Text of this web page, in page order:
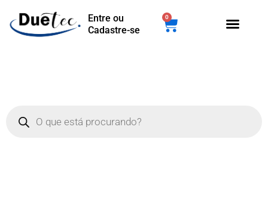
Entre ou
Cadastre-se
0